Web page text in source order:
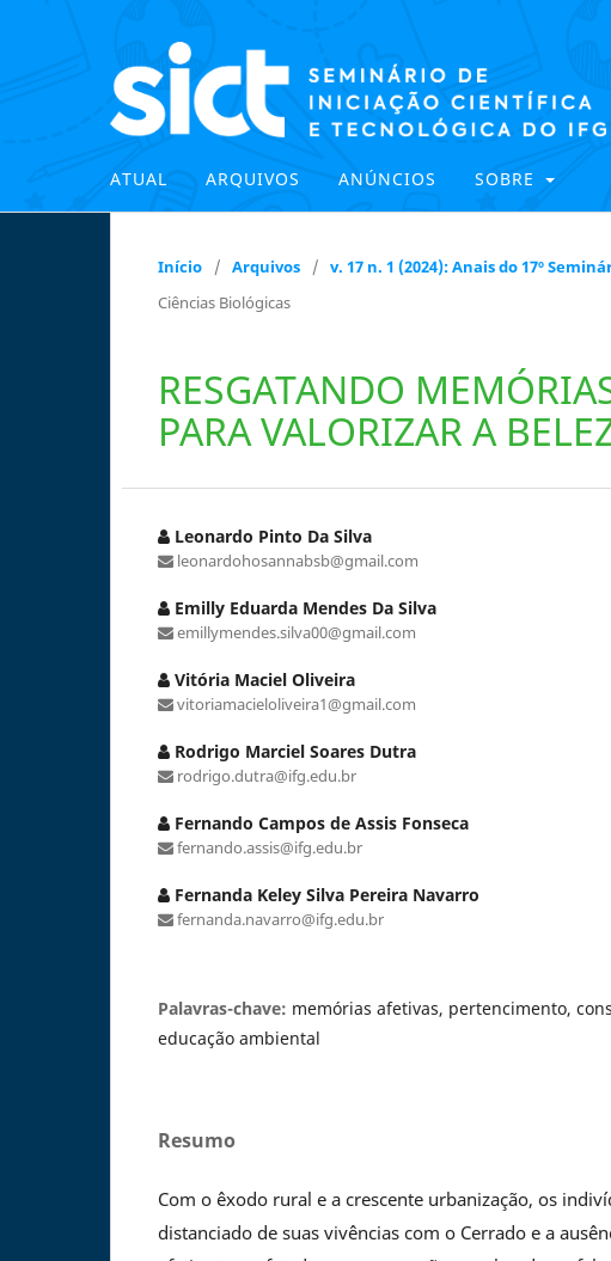
ATUAL ARQUIVOS ANÚNCIOS SOBRE
Início / Arquivos / v. 17 n. 1 (2024): Anais do 17º
Ciências Biológicas
RESGATANDO
PARA VALORIZAR A
Leonardo Pinto Da Silva
leonardohosannabsb@gmail.com
Emilly Eduarda Mendes Da Silva
emillymendes.silva00@gmail.com
Vitória Maciel Oliveira
vitoriamacieloliveira1@gmail.com
Rodrigo Marciel Soares Dutra
rodrigo.dutra@ifg.edu.br
Fernando Campos de Assis Fonseca
fernando.assis@ifg.edu.br
Fernanda Keley Silva Pereira Navarro
fernanda.navarro@ifg.edu.br
Palavras-chave: memórias afetivas, pertencimento,
educação ambiental
Resumo
Com o êxodo rural e a crescente urbanização, os
distanciado de suas vivências com o Cerrado e a